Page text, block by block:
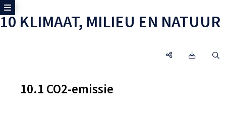
10 KLIMAAT, MILIEU EN NATUUR
10 KLIMAAT,
Toon zijmenu
10.1 CO2-emissie